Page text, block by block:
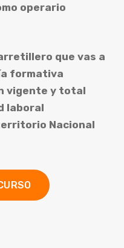
operario
que vas a
formativa
vigente y total
laboral
Nacional